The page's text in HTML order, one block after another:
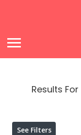
Results For
See Filters